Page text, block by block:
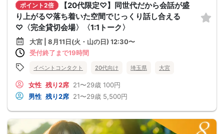
ポイント2倍
【20代限定♡】同世代だから会話が盛
り上がる♡落ち着いた空間でじっくり話し合える
♡〈完全貸切会場〉〈1:1トーク〉
大宮 | 8月11日(火・山の日) 12:30〜
受付終了まで19時間
イベントコンタクト 20代向け 埼玉県 大宮
女性 残り2席 21〜29歳 100円
男性 残り2席 21〜29歳 5,500円